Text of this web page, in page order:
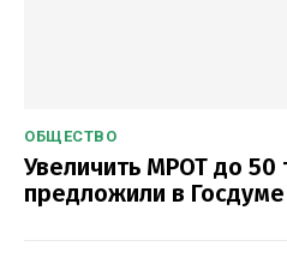
ОБЩЕСТВО
Увеличить МРОТ до 50
предложили в